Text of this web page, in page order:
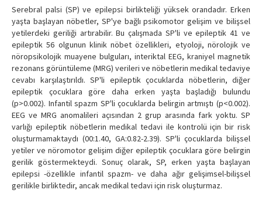
Serebral palsi (SP) ve epilepsi birlikteliği yüksek orandadır. Erken
yaşta başlayan nöbetler, SP'ye bağlı psikomotor gelişim ve bilişsel
yetilerdeki geriliği artırabilir. Bu çalışmada SP'li ve epileptik 41 ve
epileptik 56 olgunun klinik nöbet özellikleri, etyoloji, nörolojik ve
nöropsikolojik muayene bulguları, interiktal EEG, kraniyel magnetik
rezonans görüntüleme (MRG) verileri ve nöbetlerin medikal tedaviye
cevabı karşılaştırıldı. SP'li epileptik çocuklarda nöbetlerin, diğer
epileptik çocuklara göre daha erken yaşta başladığı bulundu
(p>0.002). Infantil spazm SP'li çocuklarda belirgin artmıştı (p<0.002).
EEG ve MRG anomalileri açısından 2 grup arasında fark yoktu. SP
varlığı epileptik nöbetlerin medikal tedavi ile kontrolü için bir risk
oluşturmamaktaydı (00:1.40, GA:0.82-2.39). SP'li çocuklarda bilişsel
yetiler ve nöromotor gelişim diğer epileptik çocuklara göre belirgin
gerilik göstermekteydi. Sonuç olarak, SP, erken yaşta başlayan
epilepsi -özellikle infantil spazm- ve daha ağır gelişimsel-bilişsel
gerilikle birliktedir, ancak medikal tedavi için risk oluşturmaz.